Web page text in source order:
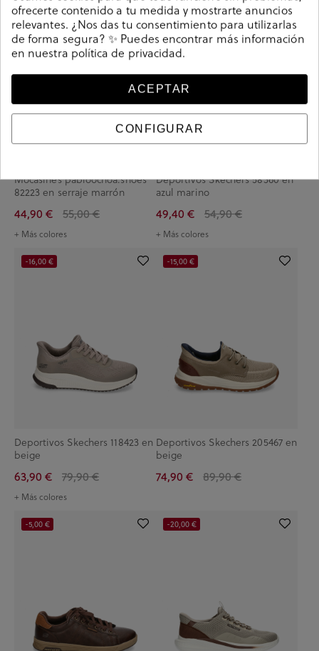
Mocasines pabloochoa.shoes
82223 en serraje marrón
44,90 € 55,00 €
+ Más colores
Deportivos Skechers 58360 en
azul marino
49,40 € 54,90 €
+ Más colores
Deportivos Skechers 118423 en
beige
63,90 € 79,90 €
+ Más colores
-16,00 €
Deportivos Skechers 205467 en
beige
74,90 € 89,90 €
-15,00 €
-5,00 € -20,00 €
ofrecerte contenido a tu medida y mostrarte anuncios
relevantes. ¿Nos das tu consentimiento para utilizarlas
de forma segura? ✨ Puedes encontrar más información
en nuestra política de privacidad.
ACEPTAR
CONFIGURAR